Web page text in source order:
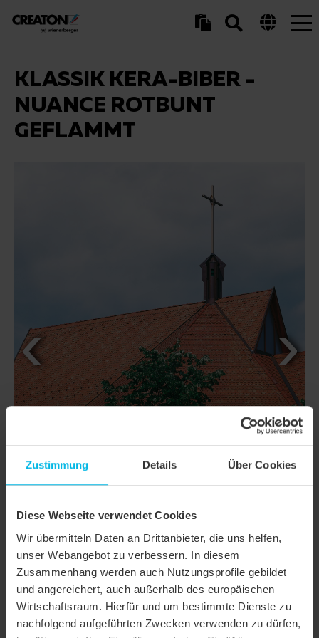
Zustimmung Details Über Cookies
Diese Webseite verwendet Cookies
Wir übermitteln Daten an Drittanbieter, die uns helfen,
unser Webangebot zu verbessern. In diesem
Zusammenhang werden auch Nutzungsprofile gebildet
und angereichert, auch außerhalb des europäischen
Wirtschaftsraum. Hierfür und um bestimmte Dienste zu
nachfolgend aufgeführten Zwecken verwenden zu dürfen,
KLASSIK KERA-BIBER -
NUANCE ROTBUNT
GEFLAMMT
DETAILS
MODELL KLASSIK KERA-BIBER
Produktfamilie Biberschwanzziegel KLASSIK